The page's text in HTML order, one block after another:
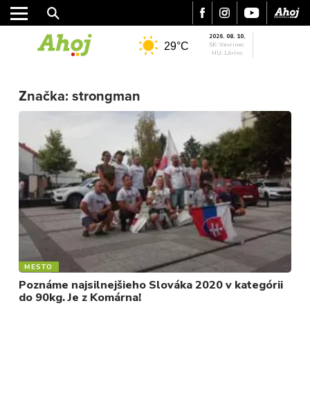
REGIÓN
ŠPORT
KULTÚRA
FOTKY
VIDEO
MIX
29°C
2026. 08. 10.
SK: Vavrinec
HU: Lőrinc
Značka: strongman
MESTO
Poznáme najsilnejšieho Slováka 2020 v kategórii
do 90kg. Je z Komárna!